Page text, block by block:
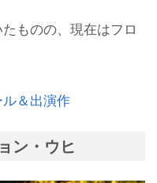
ものの、現在はフロ
＆出演作
ン・ウヒ